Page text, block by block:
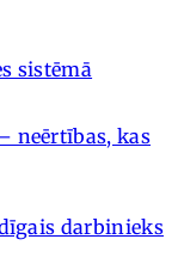
sistēmā
neērtības, kas
darbinieks